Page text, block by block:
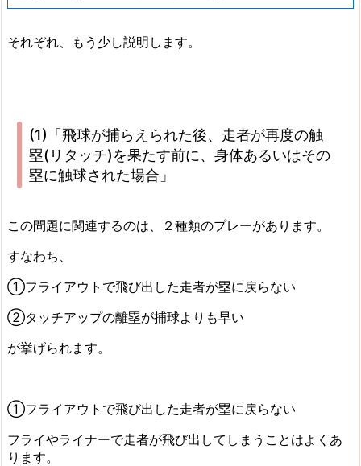
それぞれ、もう少し説明します。
(1)「飛球が捕らえられた後、走者が再度の触
塁(リタッチ)を果たす前に、身体あるいはその
塁に触球された場合」
この問題に関連するのは、２種類のプレーがあります。
すなわち、
①フライアウトで飛び出した走者が塁に戻らない
②タッチアップの離塁が捕球よりも早い
が挙げられます。
①フライアウトで飛び出した走者が塁に戻らない
フライやライナーで走者が飛び出してしまうことはよくあ
ります。